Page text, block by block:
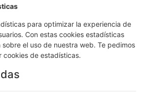
para optimizar la experiencia de
Con estas cookies estadísticas
el uso de nuestra web. Te pedimos
cookies de estadísticas.